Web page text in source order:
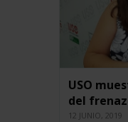
USO
del
12 JUNIO, 2019